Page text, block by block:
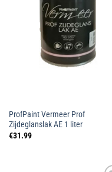
ProfPaint Vermeer Prof
Zijdeglanslak AE 1 liter
€31.99